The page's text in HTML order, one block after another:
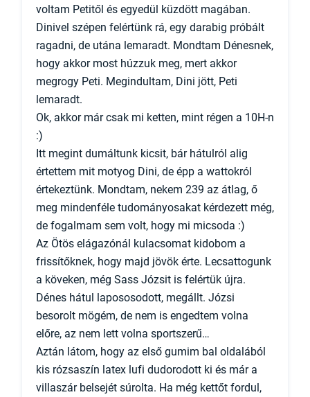
voltam Petitől és egyedül küzdött magában.
Dinivel szépen felértünk rá, egy darabig próbált
ragadni, de utána lemaradt. Mondtam Dénesnek,
hogy akkor most húzzuk meg, mert akkor
megrogy Peti. Megindultam, Dini jött, Peti
lemaradt.
Ok, akkor már csak mi ketten, mint régen a 10H-n
:)
Itt megint dumáltunk kicsit, bár hátulról alig
értettem mit motyog Dini, de épp a wattokról
értekeztünk. Mondtam, nekem 239 az átlag, ő
meg mindenféle tudományosakat kérdezett még,
de fogalmam sem volt, hogy mi micsoda :)
Az Ötös elágazónál kulacsomat kidobom a
frissítőknek, hogy majd jövök érte. Lecsattogunk
a köveken, még Sass Józsit is felértük újra.
Dénes hátul lapososodott, megállt. Józsi
besorolt mögém, de nem is engedtem volna
előre, az nem lett volna sportszerű…
Aztán látom, hogy az első gumim bal oldalából
kis rózsaszín latex lufi dudorodott ki és már a
villaszár belsejét súrolta. Ha még kettőt fordul,